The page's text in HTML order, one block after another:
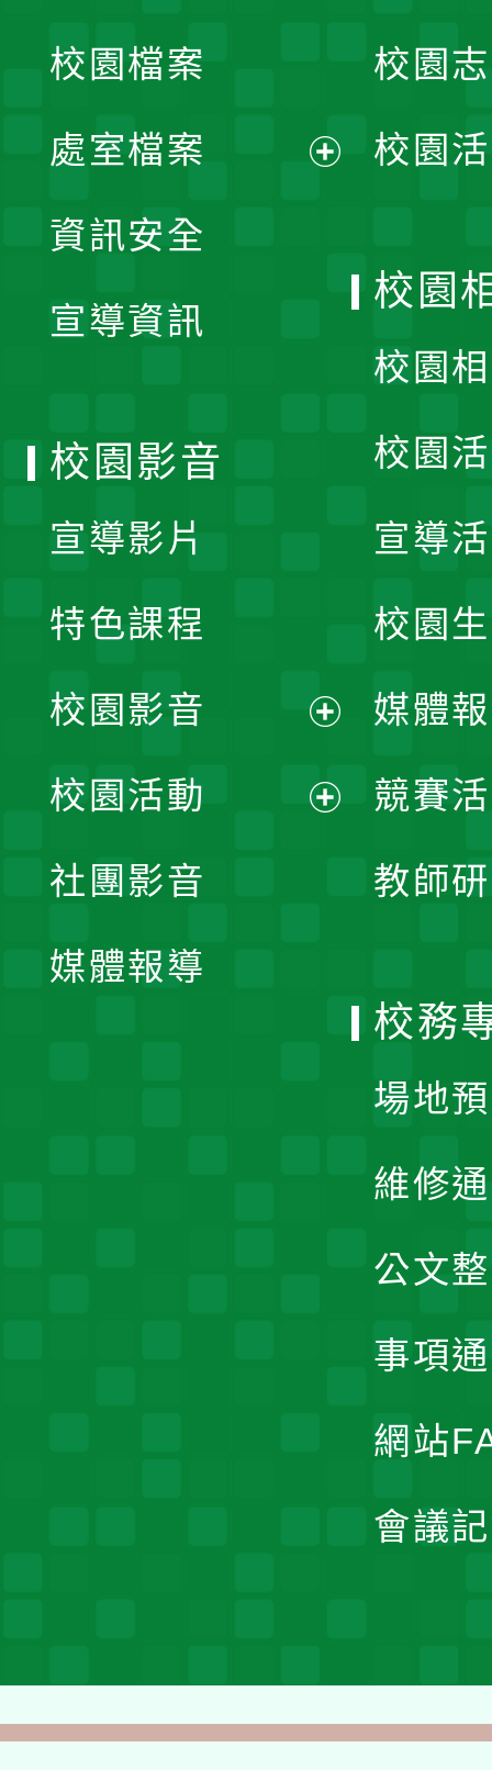
單
校園檔案
處室檔案
資訊安全
宣導資訊
校園
校園
校園
校園
校園
宣導
校園
媒體
競賽
教師
校園影音
宣導影片
特色課程
校園影音
開
校園活動
社團影音
媒體報導
校務
場地
維修
公文
事項
網站
會議